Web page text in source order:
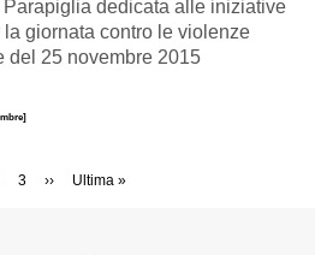
Parapiglia dedicata alle iniziative
giornata contro le violenze
del 25 novembre 2015
Page
3
Pagina
››
Ultima
Ultima »